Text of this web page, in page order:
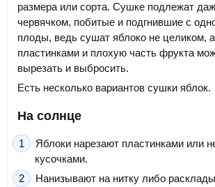
размера или сорта. Сушке подлежат
червячком, побитые и подгнившие с
плоды, ведь сушат яблоко не целиком,
пластинками и плохую часть фрукта
вырезать и выбросить.
Есть несколько вариантов сушки яблок.
На солнце
Яблоки нарезают пластинками или
кусочками.
Нанизывают на нитку либо